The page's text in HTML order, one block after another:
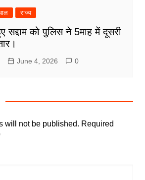
राज्य
सद्दाम को पुलिस ने 5माह में दूसरी
June 4, 2026 0
will not be published. Required